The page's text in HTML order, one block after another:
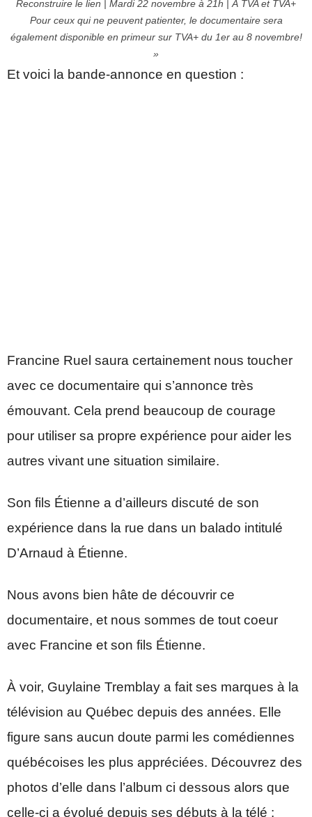
Reconstruire le lien | Mardi 22 novembre à 21h | À TVA et TVA+
Pour ceux qui ne peuvent patienter, le documentaire sera
également disponible en primeur sur TVA+ du 1er au 8 novembre!
»
Et voici la bande-annonce en question :
Francine Ruel saura certainement nous toucher
avec ce documentaire qui s’annonce très
émouvant. Cela prend beaucoup de courage
pour utiliser sa propre expérience pour aider les
autres vivant une situation similaire.
Son fils Étienne a d’ailleurs discuté de son
expérience dans la rue dans un balado intitulé
D’Arnaud à Étienne.
Nous avons bien hâte de découvrir ce
documentaire, et nous sommes de tout coeur
avec Francine et son fils Étienne.
À voir, Guylaine Tremblay a fait ses marques à la
télévision au Québec depuis des années. Elle
figure sans aucun doute parmi les comédiennes
québécoises les plus appréciées. Découvrez des
photos d’elle dans l’album ci dessous alors que
celle-ci a évolué depuis ses débuts à la télé :